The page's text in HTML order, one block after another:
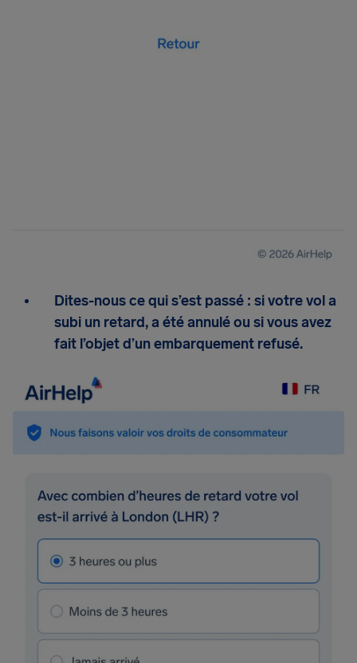
Dites-nous ce qui s’est passé : si votre vol a
subi un retard, a été annulé ou si vous avez
fait l’objet d’un embarquement refusé.